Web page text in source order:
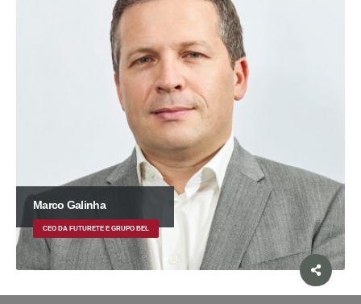
Marco Galinha
CEO DA FUTURETE E GRUPO BEL